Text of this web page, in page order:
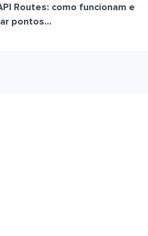
Routes: como funcionam e
pontos...